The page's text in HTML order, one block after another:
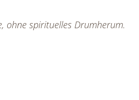
ohne spirituelles Drumherum.